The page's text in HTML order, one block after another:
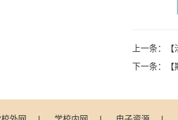
上一条：
下一条：